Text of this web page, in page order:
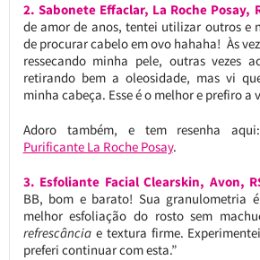
2. Sabonete Effaclar, La Roche Posay,
de amor de anos, tentei utilizar outros e
de procurar cabelo em ovo hahaha! Às
ressecando minha pele, outras vezes
retirando bem a oleosidade, mas vi
minha cabeça. Esse é o melhor e prefiro a
Adoro também, e tem resenha
Purificante La Roche Posay.
3. Esfoliante Facial Clearskin, Avon,
BB, bom e barato! Sua granulometria
melhor esfoliação do rosto sem
refrescânciae textura firme.
preferi continuar com esta.”